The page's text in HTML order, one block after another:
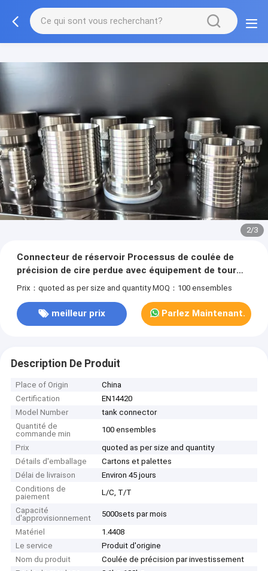
2/3
Connecteur de réservoir Processus de coulée de
précision de cire perdue avec équipement de tour
CNC
Prix：quoted as per size and quantity MOQ：100 ensembles
meilleur prix Parlez Maintenant.
Description De Produit
Place of Origin
China
Certification
EN14420
Model Number
tank connector
Quantité de
commande min
100 ensembles
Prix
quoted as per size and quantity
Détails d'emballage
Cartons et palettes
Délai de livraison
Environ 45 jours
Conditions de
paiement
L/C, T/T
Capacité
d'approvisionnement
5000sets par mois
Matériel
1.4408
Le service
Produit d'origine
Nom du produit
Coulée de précision par investissement